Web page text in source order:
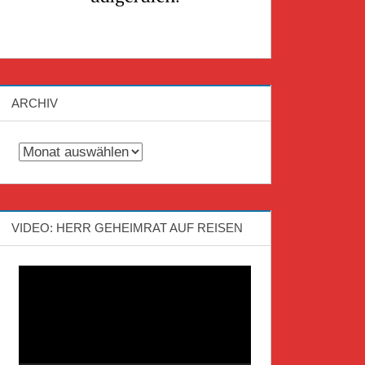
ARCHIV
Archiv
VIDEO: HERR GEHEIMRAT AUF REISEN